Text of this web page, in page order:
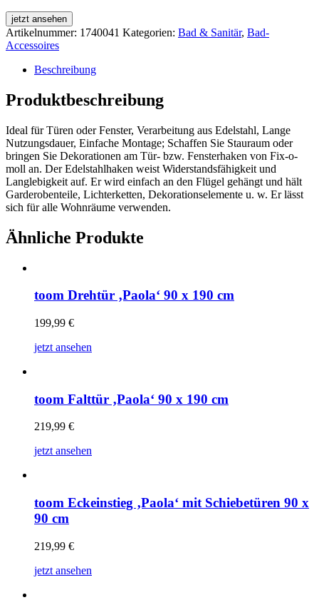
jetzt ansehen
Artikelnummer: 1740041 Kategorien: Bad & Sanitär, Bad-
Accessoires
Beschreibung
Produktbeschreibung
Ideal für Türen oder Fenster, Verarbeitung aus Edelstahl, Lange
Nutzungsdauer, Einfache Montage; Schaffen Sie Stauraum oder
bringen Sie Dekorationen am Tür- bzw. Fensterhaken von Fix-o-
moll an. Der Edelstahlhaken weist Widerstandsfähigkeit und
Langlebigkeit auf. Er wird einfach an den Flügel gehängt und hält
Garderobenteile, Lichterketten, Dekorationselemente u. w. Er lässt
sich für alle Wohnräume verwenden.
Ähnliche Produkte
toom Drehtür ‚Paola‘ 90 x 190 cm
199,99 €
jetzt ansehen
toom Falttür ‚Paola‘ 90 x 190 cm
219,99 €
jetzt ansehen
toom Eckeinstieg ‚Paola‘ mit Schiebetüren 90 x
90 cm
219,99 €
jetzt ansehen